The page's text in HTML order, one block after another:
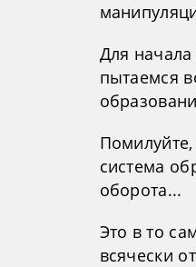
Для
пытаемся
Помилуйте,
система
оборота...
Это в то
всячески